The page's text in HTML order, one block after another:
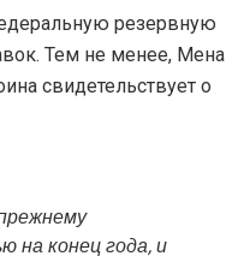
резервную
Тем не менее, Мена
свидетельствует о
на конец года, и